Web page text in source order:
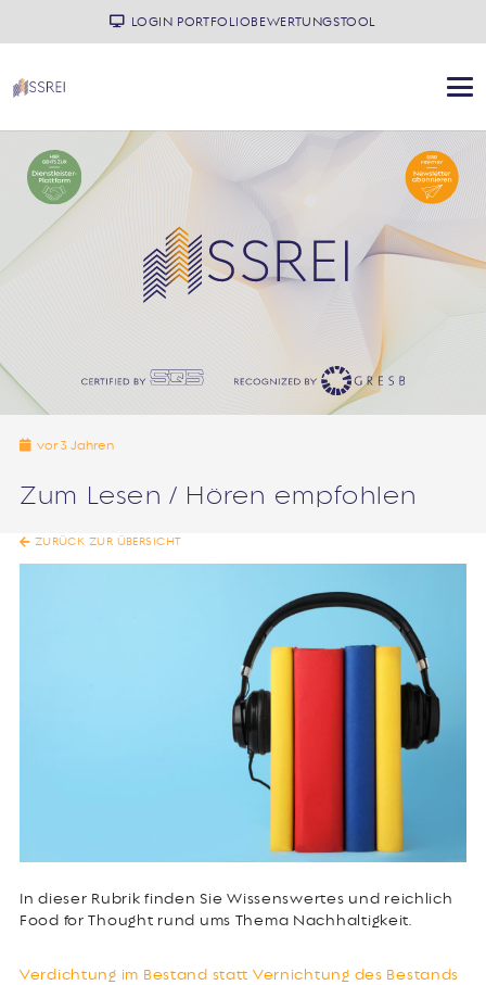
LOGIN PORTFOLIOBEWERTUNGSTOOL
vor 3 Jahren
Zum Lesen / Hören empfohlen
ZURÜCK ZUR ÜBERSICHT
In dieser Rubrik finden Sie Wissenswertes und reichlich
Food for Thought rund ums Thema Nachhaltigkeit.
Verdichtung im Bestand statt Vernichtung des Bestands